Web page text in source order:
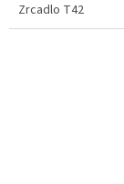
Zrcadlo T42